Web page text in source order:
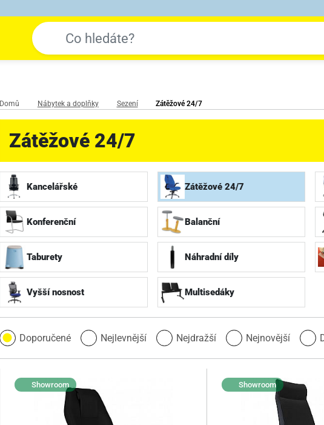
Domů Nábytek a doplňky Sezení Zátěžové 24/7
Zátěžové 24/7
Kancelářské Zátěžové 24/7
Konferenční Balanční
Taburety Náhradní díly
Vyšší nosnost Multisedáky
Doporučené Nejlevnější Nejdražší Nejnovější
Showroom Showroom